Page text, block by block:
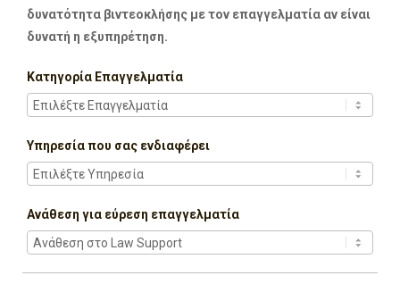
δυνατότητα βιντεοκλήσης με τον επαγγελματία αν είναι
δυνατή η εξυπηρέτηση.
Κατηγορία Επαγγελματία
Υπηρεσία που σας ενδιαφέρει
Ανάθεση για εύρεση επαγγελματία